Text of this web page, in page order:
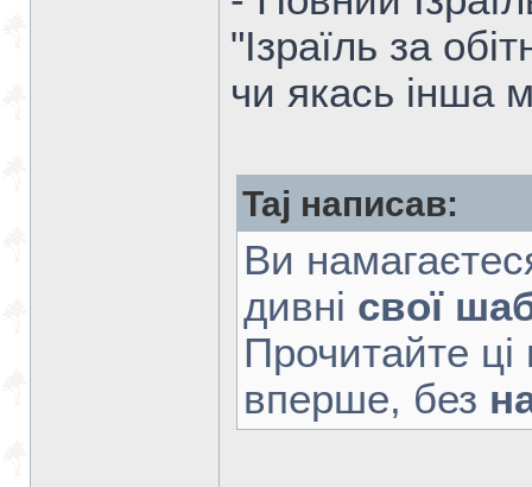
"Ізраїль за
чи якась інша
Taj написав:
Ви
дивні свої
Прочитайте
вперше, без